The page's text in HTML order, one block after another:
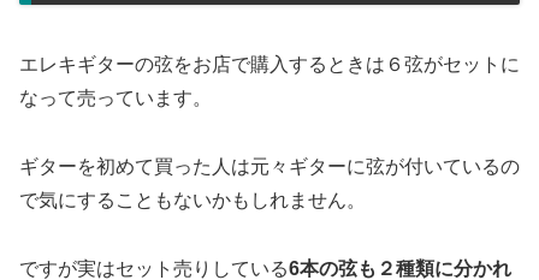
エレキギターの弦をお店で購入するときは６弦がセットに
なって売っています。
ギターを初めて買った人は元々ギターに弦が付いているの
で気にすることもないかもしれません。
ですが実はセット売りしている6本の弦も２種類に分かれ